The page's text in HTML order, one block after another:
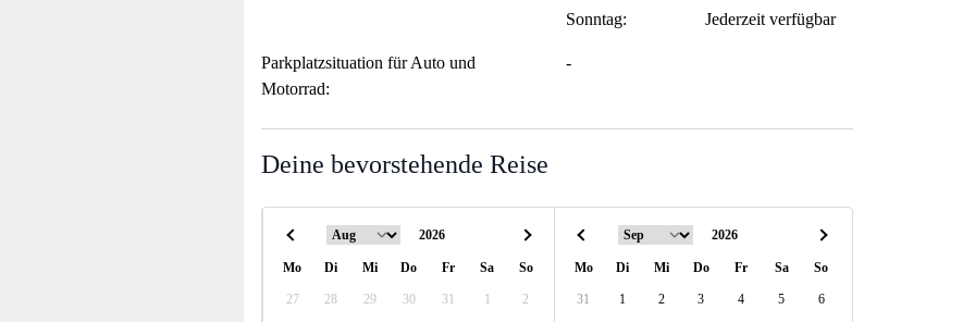
Sonntag:
Jederzeit verfügbar
Parkplatzsituation für Auto und
Motorrad:
-
Deine bevorstehende Reise
Mo Di Mi Do Fr Sa So
27 28 29 30 31 1 2
Mo Di Mi Do Fr Sa So
31 1 2 3 4 5 6